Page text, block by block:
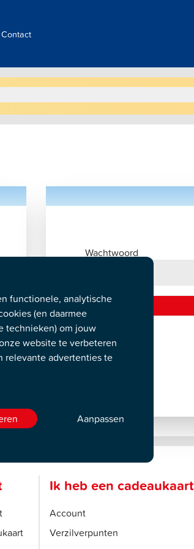
Contact
Wachtwoord
Ik heb een cadeaukaart
Account
Verzilverpunten
functionele, analytische
(en daarmee
technieken) om jouw
website te verbeteren
relevante advertenties te
Aanpassen